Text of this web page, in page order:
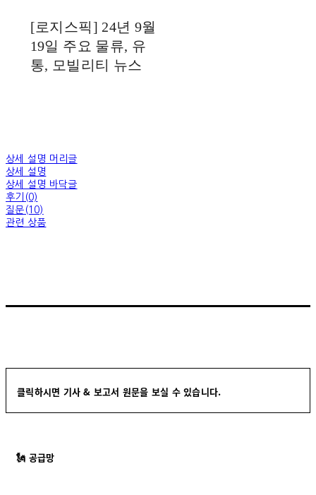
[로지스픽] 24년 9월
19일 주요 물류, 유
통, 모빌리티 뉴스
상세 설명 머리글
상세 설명
상세 설명 바닥글
후기(0)
질문(10)
관련 상품
클릭하시면 기사 & 보고서 원문을 보실 수 있습니다.
🗽 공급망